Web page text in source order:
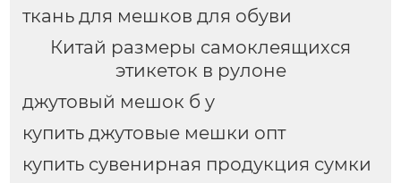
ткань для мешков для обуви
Китай размеры самоклеящихся
этикеток в рулоне
джутовый мешок б у
купить джутовые мешки опт
купить сувенирная продукция сумки